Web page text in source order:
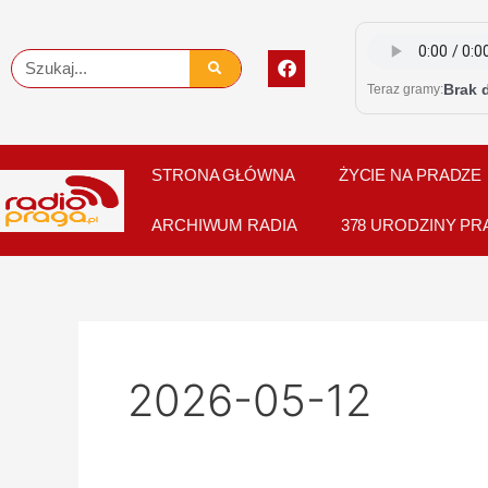
content
Szukaj
F
a
c
o
o
k
Teraz gramy:Brak
STRONA GŁÓWNA ŻYCIE NA PRADZE
ARCHIWUM RADIA 378 URODZINY
2026-05-12